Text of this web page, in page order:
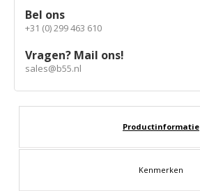
Bel ons
+31 (0) 299 463 610
Vragen? Mail ons!
sales@b55.nl
Productinformatie
Kenmerken